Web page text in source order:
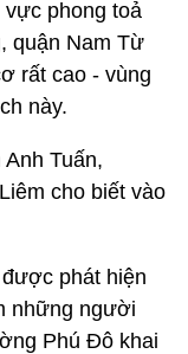
phong toả
quận Nam Từ
rất cao - vùng
này.
Tuấn,
cho biết vào
phát hiện
những người
Phú Đô khai